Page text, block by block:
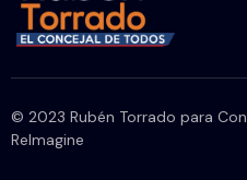
© 2023 Rubén Torrado para
ReImagine